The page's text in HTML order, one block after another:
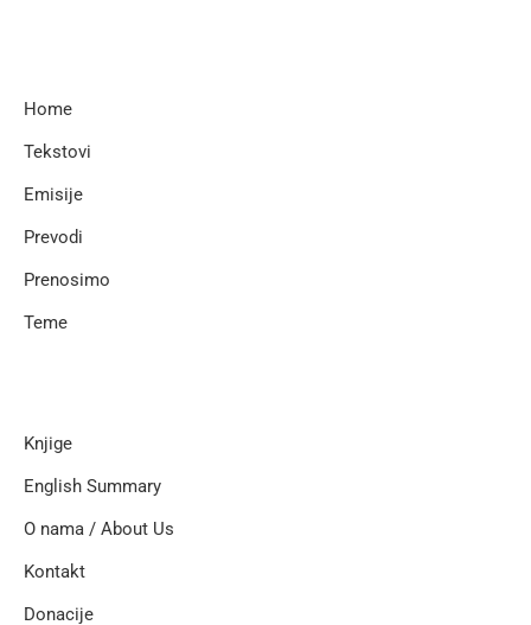
Home
Tekstovi
Emisije
Prevodi
Prenosimo
Teme
Knjige
English Summary
O nama / About Us
Kontakt
Donacije